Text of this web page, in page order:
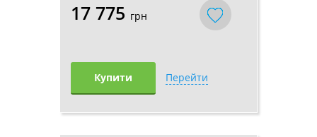
17 775 грн
Купити Перейти